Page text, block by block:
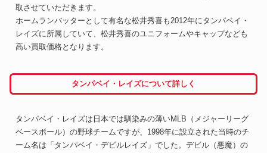
取させていただきます。
ホームランバッターとして有名な松井秀喜も2012年にタンパベイ・
レイズに所属していて、松井秀喜のユニフォームやキャップなども
高い買取価格となります。
タンパベイ・レイズについて詳しく
タンパベイ・レイズは日本では馴染みの薄いMLB（メジャーリーグ
ベースボール）の野球チームですが、1998年に設立された当時のチ
ーム名は「タンパベイ・デビルレイズ」でした。デビル（悪魔）の